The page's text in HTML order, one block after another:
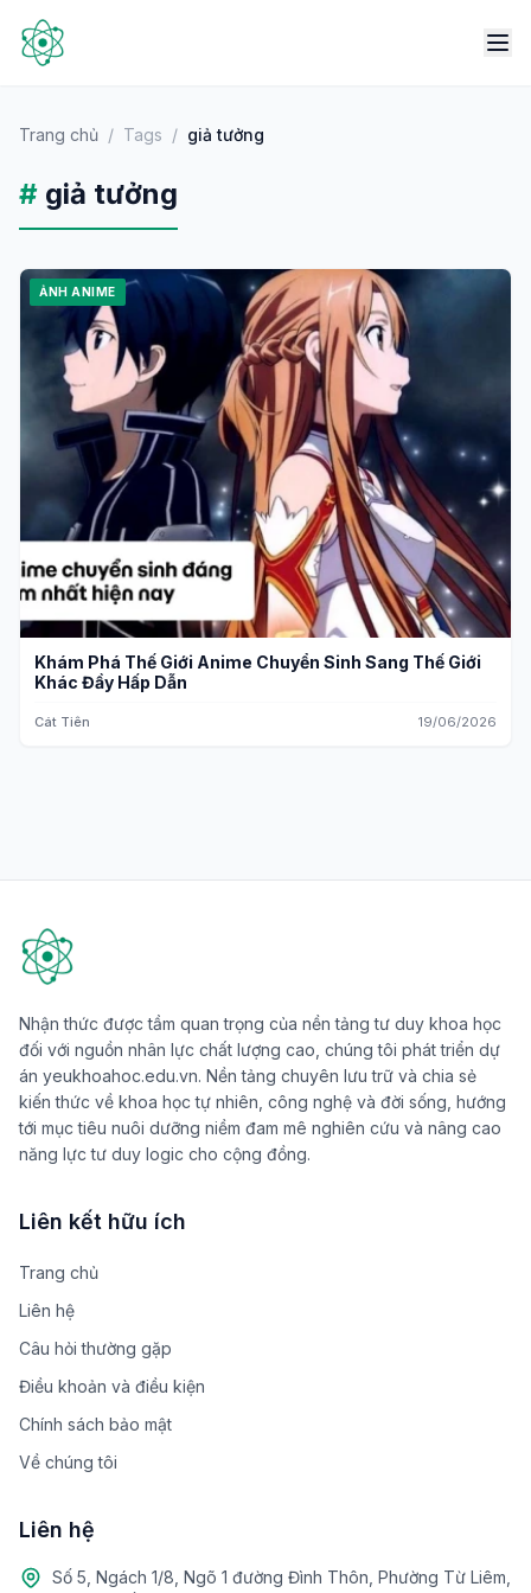
Trang chủ / Tags / giả tưởng
# giả tưởng
ẢNH ANIME
Khám Phá Thế Giới Anime Chuyển Sinh Sang Thế Giới
Khác Đầy Hấp Dẫn
Cát Tiên 19/06/2026
Nhận thức được tầm quan trọng của nền tảng tư duy khoa học
đối với nguồn nhân lực chất lượng cao, chúng tôi phát triển dự
án yeukhoahoc.edu.vn. Nền tảng chuyên lưu trữ và chia sẻ
kiến thức về khoa học tự nhiên, công nghệ và đời sống, hướng
tới mục tiêu nuôi dưỡng niềm đam mê nghiên cứu và nâng cao
năng lực tư duy logic cho cộng đồng.
Liên kết hữu ích
Trang chủ
Liên hệ
Câu hỏi thường gặp
Điều khoản và điều kiện
Chính sách bảo mật
Về chúng tôi
Liên hệ
Số 5, Ngách 1/8, Ngõ 1 đường Đình Thôn, Phường Từ Liêm,